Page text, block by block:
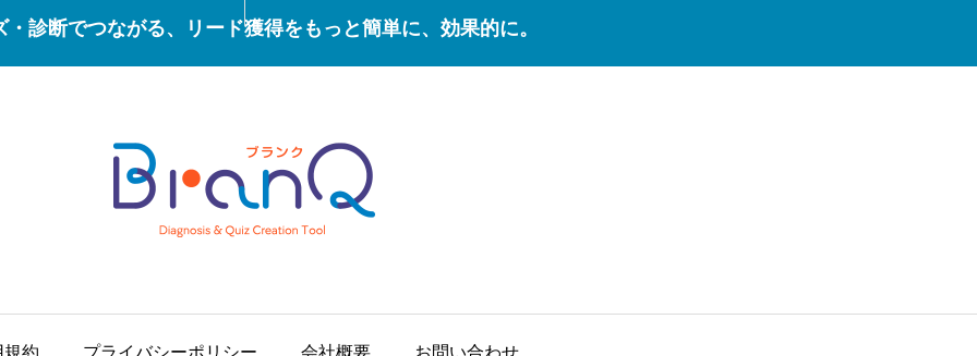
・診断でつながる、リード獲得をもっと簡単に、効果的に。
規約 プライバシーポリシー 会社概要 お問い合わせ